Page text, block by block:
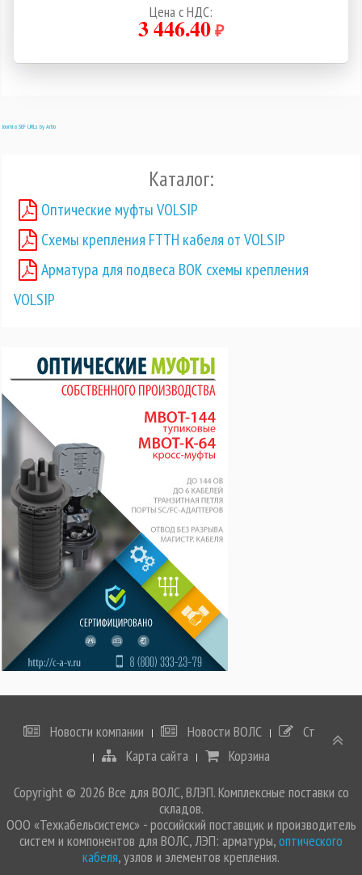
Цена с НДС:
3 446.40₽
Joomla SEF URLs by Artio
Каталог:
Оптические муфты VOLSIP
Схемы крепления FTTH кабеля от VOLSIP
Арматура для подвеса ВОК схемы крепления
VOLSIP
Новости компании Новости ВОЛС
Статьи
Карта сайта
Корзина
Copyright © 2026 Все для ВОЛС, ВЛЭП. Комплексные поставки со
складов.
ООО «Техкабельсистемс» - российский поставщик и производитель
систем и компонентов для ВОЛС, ЛЭП: арматуры,оптического
кабеля, узлов и элементов крепления.